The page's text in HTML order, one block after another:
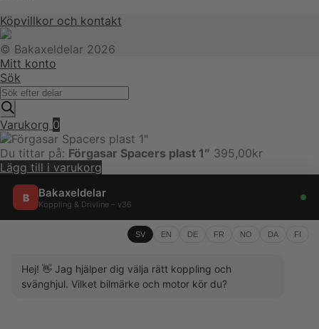
Köpvillkor och kontakt
© Bakaxeldelar 2026
Mitt konto
Sök
Produktsökning
Varukorg 0
Du tittar på: Förgasar Spacers plast 1″ 395,00kr
Lägg till i varukorg
B Bakaxeldelar
Koppling & Drivline – v36
SV EN DE FR NO DA FI
Hej! 👋 Jag hjälper dig välja rätt koppling och
svänghjul. Vilket bilmärke och motor kör du?